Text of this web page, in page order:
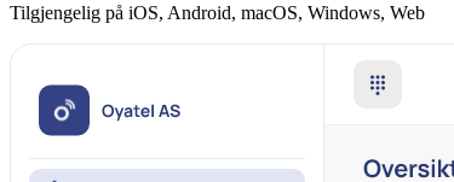
Tilgjengelig på iOS, Android, macOS, Windows, Web